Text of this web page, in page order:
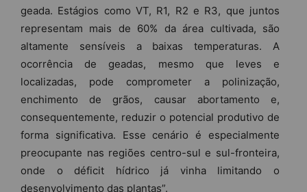
geada. Estágios como VT, R1, R2 e R3, que juntos
representam mais de 60% da área cultivada, são
altamente sensíveis a baixas temperaturas. A
ocorrência de geadas, mesmo que leves e
localizadas, pode comprometer a polinização,
enchimento de grãos, causar abortamento e,
consequentemente, reduzir o potencial produtivo de
forma significativa. Esse cenário é especialmente
preocupante nas regiões centro-sul e sul-fronteira,
onde o déficit hídrico já vinha limitando o
desenvolvimento das plantas”.